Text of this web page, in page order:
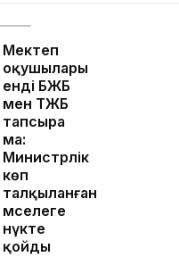
Мектеп
оқушылары
енді БЖБ
мен ТЖБ
тапсыра
ма:
Министрлік
көп
талқыланған
мәселеге
нүкте
қойды